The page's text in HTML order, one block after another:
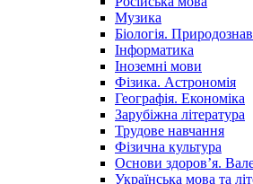
Музика
Біологія.
Інформатика
Іноземні мови
Фізика. Астрономія
Географія. Економіка
Зарубіжна література
Трудове навчання
Фізична культура
Основи здоров’я.
Українська мова та